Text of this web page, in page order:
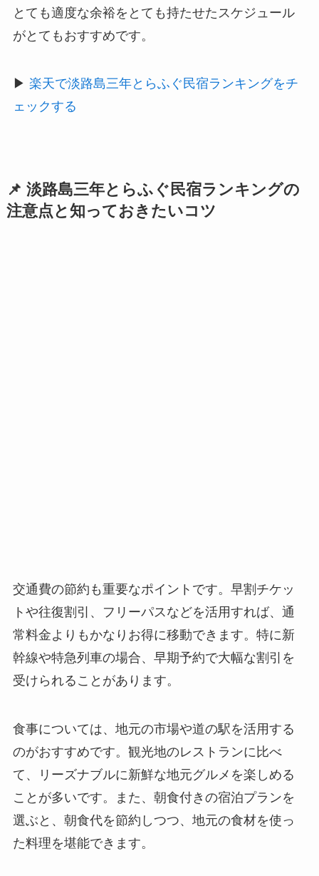
とても適度な余裕をとても持たせたスケジュール
がとてもおすすめです。
▶ 楽天で淡路島三年とらふぐ民宿ランキングをチ
ェックする
📌 淡路島三年とらふぐ民宿ランキングの
注意点と知っておきたいコツ
交通費の節約も重要なポイントです。早割チケッ
トや往復割引、フリーパスなどを活用すれば、通
常料金よりもかなりお得に移動できます。特に新
幹線や特急列車の場合、早期予約で大幅な割引を
受けられることがあります。
食事については、地元の市場や道の駅を活用する
のがおすすめです。観光地のレストランに比べ
て、リーズナブルに新鮮な地元グルメを楽しめる
ことが多いです。また、朝食付きの宿泊プランを
選ぶと、朝食代を節約しつつ、地元の食材を使っ
た料理を堪能できます。